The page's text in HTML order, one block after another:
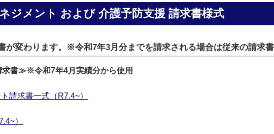
ジメント および 介護予防支援 請求書様式
が変わります。※令和7年3月分までを請求される場合は従来の請求
書≫※令和7年4月実績分から使用
請求書一式（R7.4~）
）